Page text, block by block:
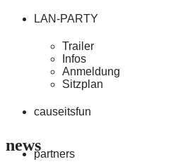
LAN-PARTY
Trailer
Infos
Anmeldung
Sitzplan
causeitsfun
partners
news